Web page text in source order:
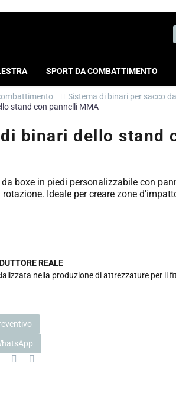
SPORT DA COMBATTIMENTO
Sistema di binari per sacco
stand con pannelli MMA
binari dello stand
boxe in piedi personalizzabile con
Ideale per creare zone
REALE
nella produzione di attrezzature per il